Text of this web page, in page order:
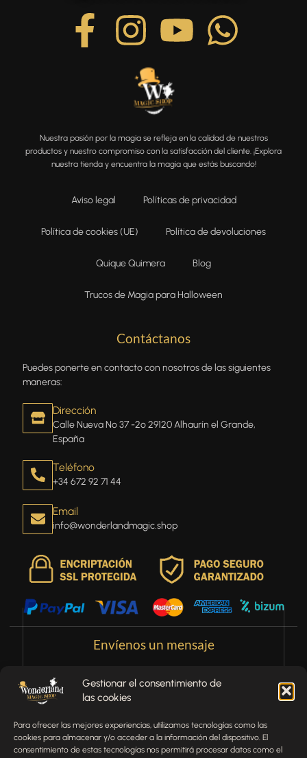
Gestionar el consentimiento de
las cookies
Para ofrecer las mejores experiencias, utilizamos tecnologías como las
cookies para almacenar y/o acceder a la información del dispositivo. El
consentimiento de estas tecnologías nos permitirá procesar datos como el
Contáctanos
Puedes ponerte en contacto con nosotros de las siguientes
maneras:
Dirección
Calle Nueva Nº 37 -2º 29120 Alhaurín el Grande,
España
Teléfono
+34 672 92 71 44
Email
info@wonderlandmagic.shop
Nuestra pasión por la magia se refleja en la calidad de nuestros
productos y nuestro compromiso con la satisfacción del cliente. ¡Explora
nuestra tienda y encuentra la magia que estás buscando!
Aviso legal Políticas de privacidad
Política de cookies (UE) Política de devoluciones
Quique Quimera Blog
Trucos de Magia para Halloween
Envíenos un mensaje
con tu pedido? Estamos aquí para ayudarte.